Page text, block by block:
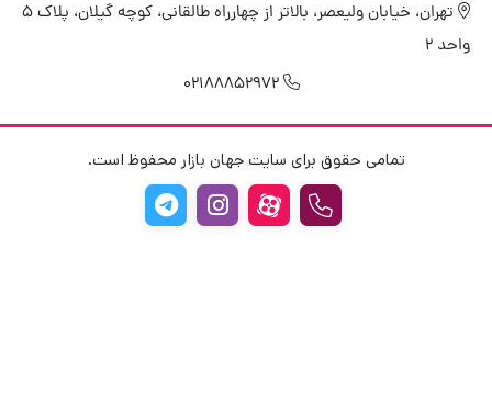
تهران، خیابان ولیعصر، بالاتر از چهارراه طالقانی، کوچه گیلان، پلاک 5
واحد 2
02188852972
تمامی حقوق برای سایت جهان بازار محفوظ است.